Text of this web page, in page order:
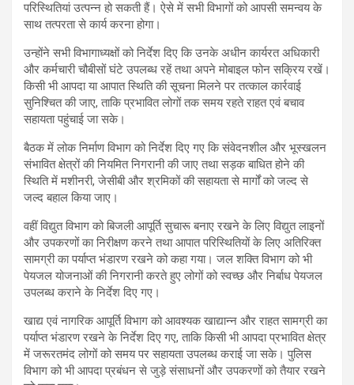
परिस्थितियां उत्पन्न हो सकती हैं। ऐसे में सभी विभागों को आपसी समन्वय के
साथ तत्परता से कार्य करना होगा।
उन्होंने सभी विभागाध्यक्षों को निर्देश दिए कि उनके अधीन कार्यरत अधिकारी
और कर्मचारी चौबीसों घंटे उपलब्ध रहें तथा अपने मोबाइल फोन सक्रिय रखें।
किसी भी आपदा या आपात स्थिति की सूचना मिलने पर तत्काल कार्रवाई
सुनिश्चित की जाए, ताकि प्रभावित लोगों तक समय रहते राहत एवं बचाव
सहायता पहुंचाई जा सके।
बैठक में लोक निर्माण विभाग को निर्देश दिए गए कि संवेदनशील और भूस्खलन
संभावित क्षेत्रों की नियमित निगरानी की जाए तथा सड़क बाधित होने की
स्थिति में मशीनरी, जेसीबी और श्रमिकों की सहायता से मार्गों को जल्द से
जल्द बहाल किया जाए।
वहीं विद्युत विभाग को बिजली आपूर्ति सुचारू बनाए रखने के लिए विद्युत लाइनों
और उपकरणों का निरीक्षण करने तथा आपात परिस्थितियों के लिए अतिरिक्त
सामग्री का पर्याप्त भंडारण रखने को कहा गया। जल शक्ति विभाग को भी
पेयजल योजनाओं की निगरानी करते हुए लोगों को स्वच्छ और निर्बाध पेयजल
उपलब्ध कराने के निर्देश दिए गए।
खाद्य एवं नागरिक आपूर्ति विभाग को आवश्यक खाद्यान्न और राहत सामग्री का
पर्याप्त भंडारण रखने के निर्देश दिए गए, ताकि किसी भी आपदा प्रभावित क्षेत्र
में जरूरतमंद लोगों को समय पर सहायता उपलब्ध कराई जा सके। पुलिस
विभाग को भी आपदा प्रबंधन से जुड़े संसाधनों और उपकरणों को तैयार रखने